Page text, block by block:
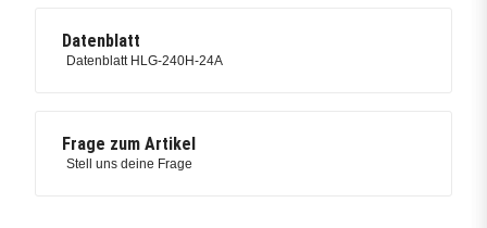
Datenblatt
Datenblatt HLG-240H-24A
Frage zum Artikel
Stell uns deine Frage